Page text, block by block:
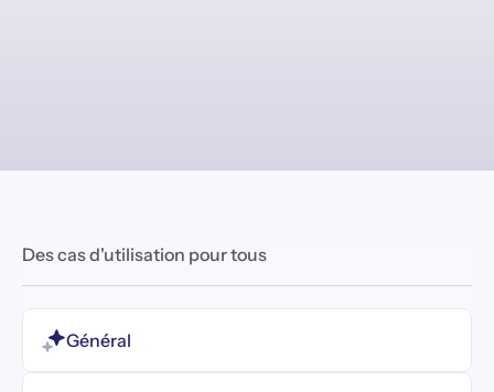
Des cas d'utilisation pour tous
Général